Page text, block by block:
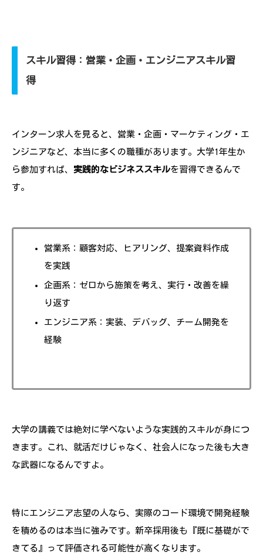
スキル習得：営業・企画・エンジニアスキル習
得
インターン求人を見ると、営業・企画・マーケティング・エ
ンジニアなど、本当に多くの職種があります。大学1年生か
ら参加すれば、 実践的なビジネススキルを習得できるんで
す。
営業系：顧客対応、ヒアリング、提案資料作成
を実践
企画系：ゼロから施策を考え、実行・改善を繰
り返す
エンジニア系：実装、デバッグ、チーム開発を
経験
大学の講義では絶対に学べないような実践的スキルが身につ
きます。これ、就活だけじゃなく、社会人になった後も大き
な武器になるんですよ。
特にエンジニア志望の人なら、実際のコード環境で開発経験
を積めるのは本当に強みです。新卒採用後も『既に基礎がで
きてる』って評価される可能性が高くなります。